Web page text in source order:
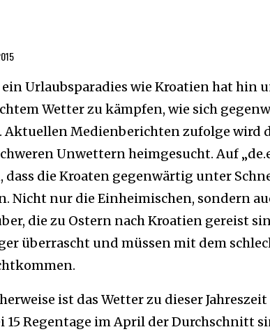
ein Urlaubsparadies wie Kroatien hat hin
Wetter zu kämpfen, wie sich
Aktuellen Medienberichten zufolge wird
Unwettern heimgesucht. Auf
dass die Kroaten gegenwärtig unter
Nicht nur die Einheimischen, sondern
die zu Ostern nach Kroatien gereist
überrascht und müssen mit dem
ist das Wetter zu dieser
15 Regentage im April der Durchschnitt